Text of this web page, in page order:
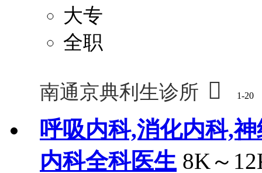
解决户口
大专
全职
南通京典利生诊所  1-20
呼吸内科,消化内科,
内科全科医生 8K～